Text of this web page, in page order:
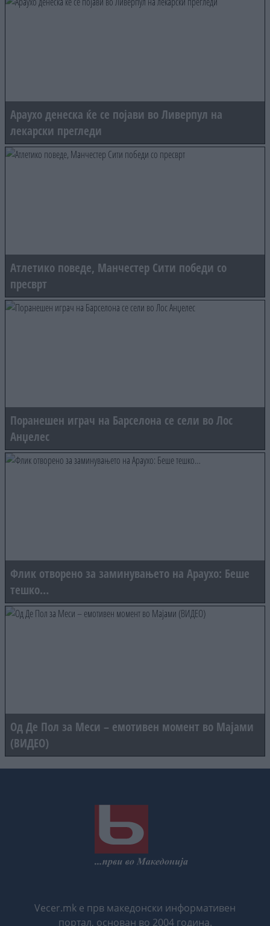
Араухо денеска ќе се појави во Ливерпул на
лекарски прегледи
Атлетико поведе, Манчестер Сити победи со
пресврт
Поранешен играч на Барселона се сели во Лос
Анџелес
Флик отворено за заминувањето на Араухо: Беше
тешко…
Од Де Пол за Меси – емотивен момент во Мајами
(ВИДЕО)
Vecer.mk е прв македонски информативен
портал, основан во 2004 година.